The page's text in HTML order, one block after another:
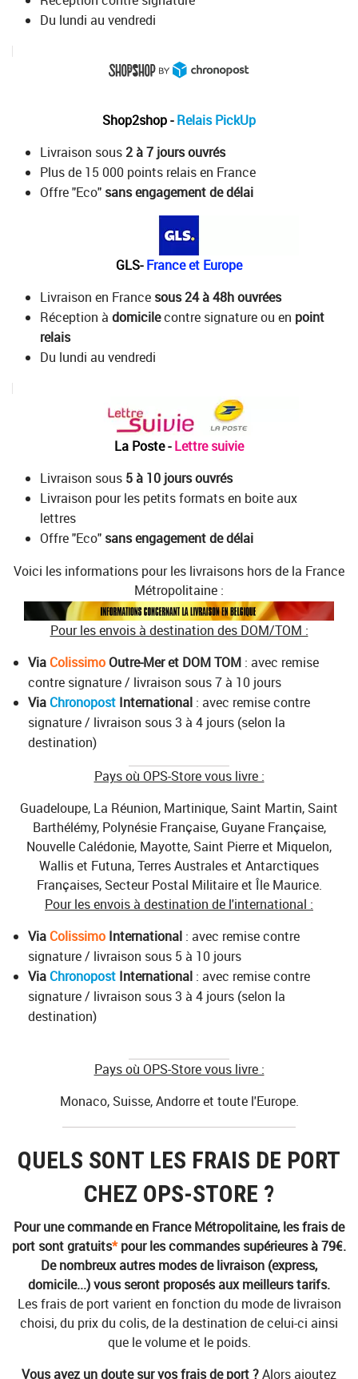
Du lundi au vendredi
Shop2shop - Relais PickUp
Livraison sous 2 à 7 jours ouvrés
Plus de 15 000 points relais en France
Offre "Eco" sans engagement de délai
GLS- France et Europe
Livraison en France sous 24 à 48h ouvrées
Réception à domicilecontre signature ou en point
relais
Du lundi au vendredi
La Poste - Lettre suivie
Livraison sous 5 à 10 jours ouvrés
Livraison pour les petits formats en boite aux
lettres
Offre "Eco" sans engagement de délai
Voici les informations pour les livraisons hors de la France
Métropolitaine :
Pour les envois à destination des DOM/TOM :
Via ColissimoOutre-Mer et DOM TOM : avec remise
contre signature / livraison sous 7 à 10 jours
Via Chronopost International : avec remise contre
signature / livraison sous 3 à 4 jours (selon la
destination)
Pays où OPS-Store vous livre :
Guadeloupe, La Réunion, Martinique, Saint Martin, Saint
Barthélémy, Polynésie Française, Guyane Française,
Nouvelle Calédonie, Mayotte, Saint Pierre et Miquelon,
Wallis et Futuna, Terres Australes et Antarctiques
Françaises, Secteur Postal Militaire et Île Maurice.
Pour les envois à destination de l'international :
Via Colissimo International : avec remise contre
signature / livraison sous 5 à 10 jours
Via Chronopost International : avec remise contre
signature / livraison sous 3 à 4 jours (selon la
destination)
Pays où OPS-Store vous livre :
Monaco, Suisse, Andorre et toute l'Europe.
QUELS SONT LES FRAIS DE PORT
CHEZ OPS-STORE ?
Pour une commande en France Métropolitaine, les frais de
port sont gratuits*pour les commandes supérieures à 79€.
De nombreux autres modes de livraison (express,
domicile...) vous seront proposés aux meilleurs tarifs.
Les frais de port varient en fonction du mode de livraison
choisi, du prix du colis, de la destination de celui-ci ainsi
que le volume et le poids.
Vous avez un doute sur vos frais de port ?Alors ajoutez